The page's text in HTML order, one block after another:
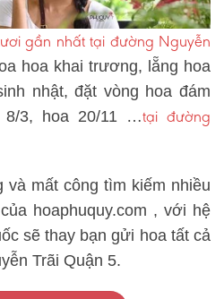
gần nhất tại đường Nguyễn
hoa khai trương, lẵng hoa
nhật, đặt vòng hoa đám
8/3, hoa 20/11 …tại đường
và mất công tìm kiếm nhiều
hoaphuquy.com , với hệ
sẽ thay bạn gửi hoa tất cả
Trãi Quận 5.